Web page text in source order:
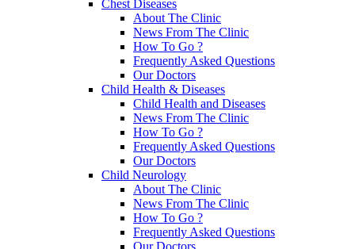
Chest Diseases
About The Clinic
News From The Clinic
How To Go ?
Frequently Asked Questions
Our Doctors
Child Health & Diseases
Child Health and Diseases
News From The Clinic
How To Go ?
Frequently Asked Questions
Our Doctors
Child Neurology
About The Clinic
News From The Clinic
How To Go ?
Frequently Asked Questions
Our Doctors